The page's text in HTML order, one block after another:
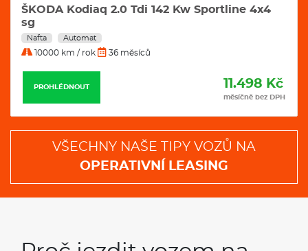
ŠKODA Kodiaq 2.0 Tdi 142 Kw Sportline 4x4
sg
Nafta Automat
10000 km / rok 36 měsíců
PROHLÉDNOUT 11.498 Kč
měsíčně bez DPH
VŠECHNY NAŠE TIPY VOZŮ NA
OPERATIVNÍ LEASING